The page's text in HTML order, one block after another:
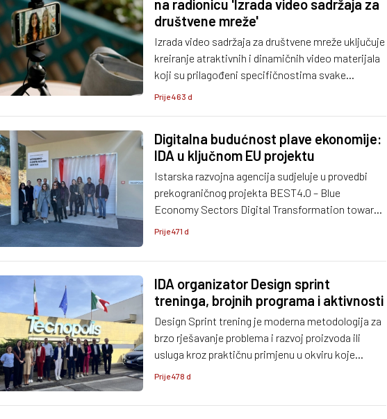
na radionicu 'Izrada video sadržaja za
društvene mreže'
Izrada video sadržaja za društvene mreže uključuje
kreiranje atraktivnih i dinamičnih video materijala
koji su prilagođeni specifičnostima svake
platforme.
Prije 463 d
Digitalna budućnost plave ekonomije:
IDA u ključnom EU projektu
Istarska razvojna agencija sudjeluje u provedbi
prekograničnog projekta BEST4.0 – Blue
Economy Sectors Digital Transformation towards
Industry 4.0, koji povezuje partnere iz Hrvatske i
transformacije malih i srednjih poduzeća u sektoru
plave ekonomije
Prije 471 d
IDA organizator Design sprint
treninga, brojnih programa i aktivnosti
Design Sprint trening je moderna metodologija za
brzo rješavanje problema i razvoj proizvoda ili
usluga kroz praktičnu primjenu u okviru koje
timovi prolaze kroz svaku fazu, od razumijevanja
rješenja i testiranja ideje s korisnicima.
Prije 478 d